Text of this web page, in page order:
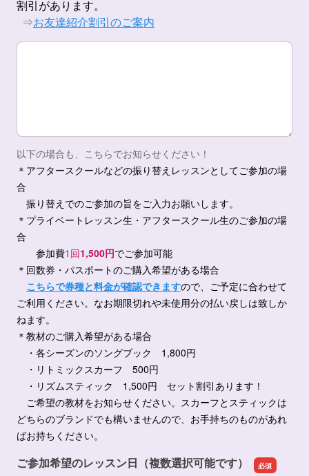
割引があります。
⇒​お友達紹介割引のご案内
その他
以下の場合も、こちらでお知らせください！
＊アフタースクールなどの振り替えレッスンとしてご参加の場
合
振り替えでのご参加の旨をご入力お願いします。
＊プライベートレッスン生・アフタースクール生のご参加の場
合
参加費1回1,500円でご参加可能
＊回数券・パスポートのご購入希望がある場合
こちらで券種と料金が確認できますので、 ご予定に合わせて
ご利用ください。なお期限切れや未使用分の払い戻しは致しか
ねます。
＊教材のご購入希望がある場合
・各シーズンのソングブック 1,800円
・リトミックスカーフ 500円
・リズムスティック 1,500円 セット割引あります！
ご希望の教材をお知らせください。スカーフとスティックは
どちらのブランドでも構いませんので、お手持ちのものがあれ
ばお持ちください。
ご参加希望のレッスン日（複数選択可能です）